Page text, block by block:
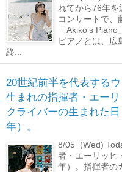
れてから76年を
コンサートで、
「Akiko’s
ピアノとは、広
終...
20世紀前半を代表する
生まれの指揮者・エーリ
クライバーの生まれた
年）。
8/05 (Wed)
者・エーリッヒ
年）。指揮者の